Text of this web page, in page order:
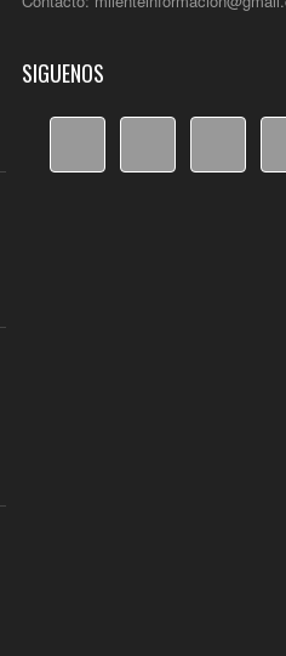
SIGUENOS